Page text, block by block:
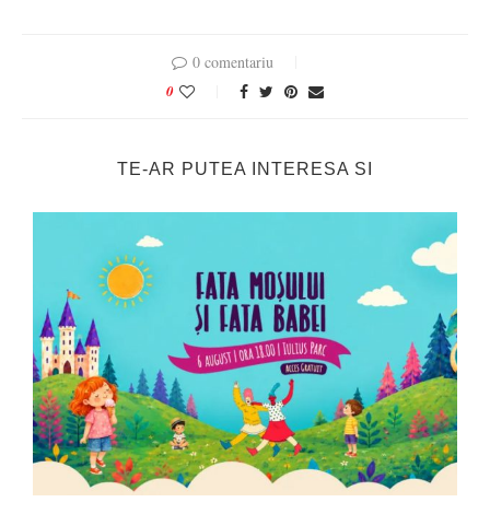
0 comentariu
0
TE-AR PUTEA INTERESA SI